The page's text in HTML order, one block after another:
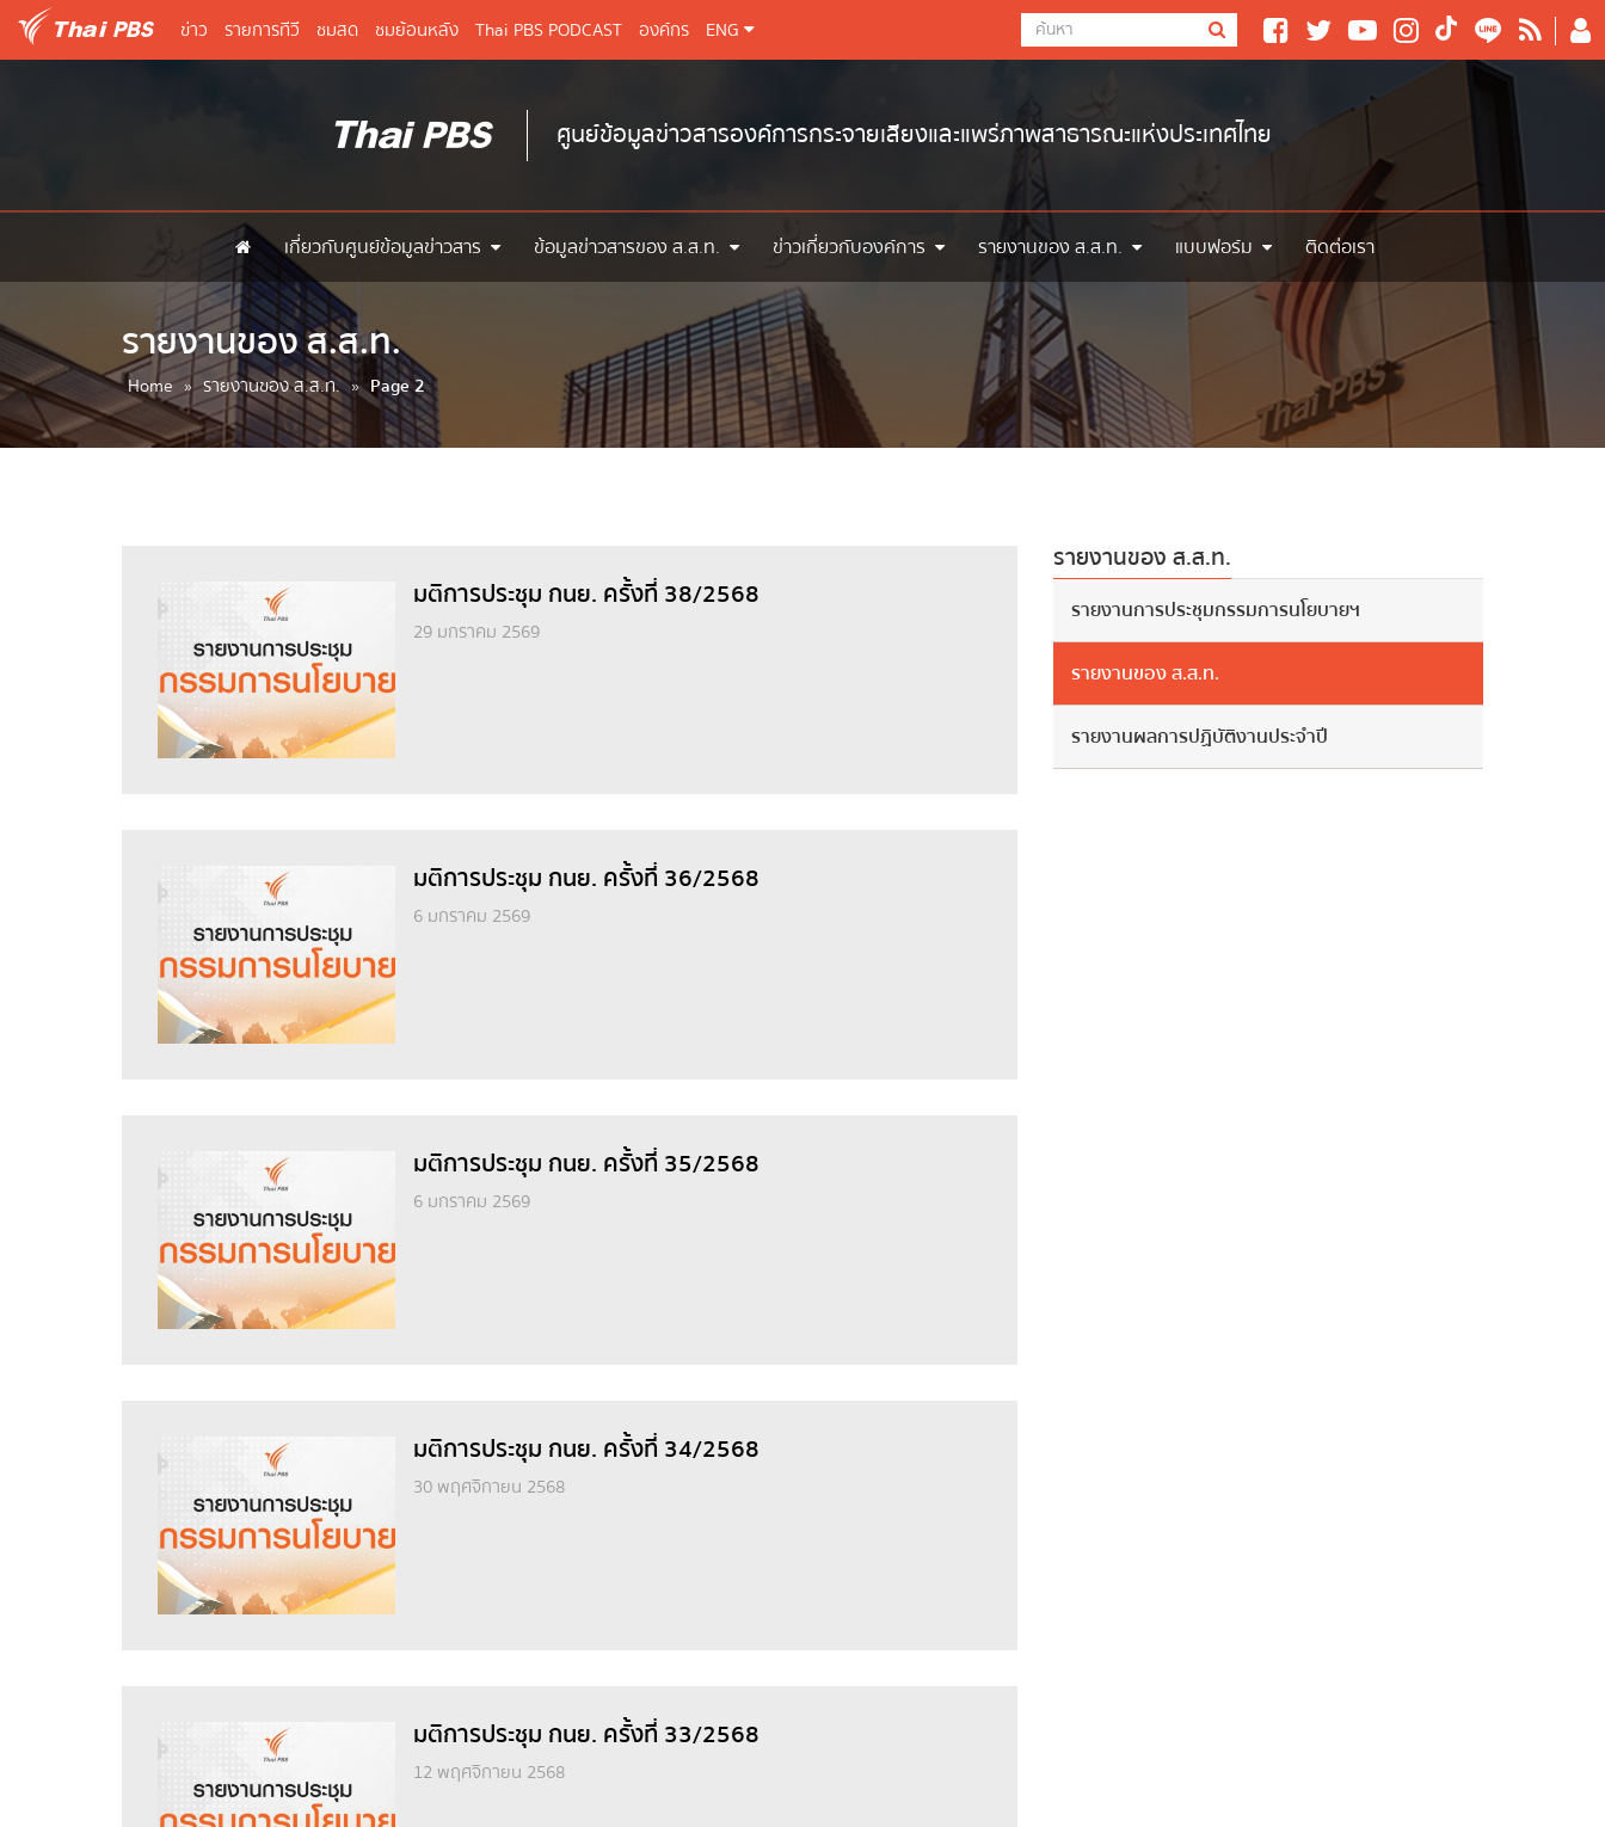
ข่าว รายการทีวี ชมสด ชมย้อนหลัง Thai PBS PODCAST องค์กร ENG
ศูนย์ข้อมูลข่าวสารองค์การกระจายเสียงและแพร่ภาพสาธารณะแห่งประเทศไทย
เกี่ยวกับศูนย์ข้อมูลข่าวสาร ข้อมูลข่าวสารของ ส.ส.ท. ข่าวเกี่ยวกับองค์การ รายงานของ ส.ส.ท. แบบฟอร์ม ติดต่อเรา
รายงานของ ส.ส.ท.
Home » รายงานของ ส.ส.ท. » Page 2
มติการประชุม กนย. ครั้งที่ 38/2568
29 มกราคม 2569
มติการประชุม กนย. ครั้งที่ 36/2568
6 มกราคม 2569
มติการประชุม กนย. ครั้งที่ 35/2568
6 มกราคม 2569
มติการประชุม กนย. ครั้งที่ 34/2568
30 พฤศจิกายน 2568
มติการประชุม กนย. ครั้งที่ 33/2568
12 พฤศจิกายน 2568
รายงานของ ส.ส.ท.
รายงานการประชุมกรรมการนโยบายฯ
รายงานของ ส.ส.ท.
รายงานผลการปฏิบัติงานประจำปี